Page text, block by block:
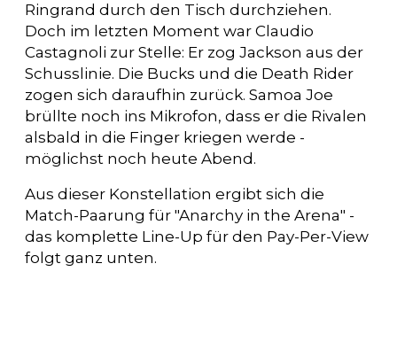
Ringrand durch den Tisch durchziehen.
Doch im letzten Moment war Claudio
Castagnoli zur Stelle: Er zog Jackson aus der
Schusslinie. Die Bucks und die Death Rider
zogen sich daraufhin zurück. Samoa Joe
brüllte noch ins Mikrofon, dass er die Rivalen
alsbald in die Finger kriegen werde -
möglichst noch heute Abend.
Aus dieser Konstellation ergibt sich die
Match-Paarung für "Anarchy in the Arena" -
das komplette Line-Up für den Pay-Per-View
folgt ganz unten.